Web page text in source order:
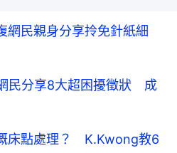
網民親身分享拎免針紙細
民分享8大超困擾徵狀 成
床點處理？ K.Kwong教6